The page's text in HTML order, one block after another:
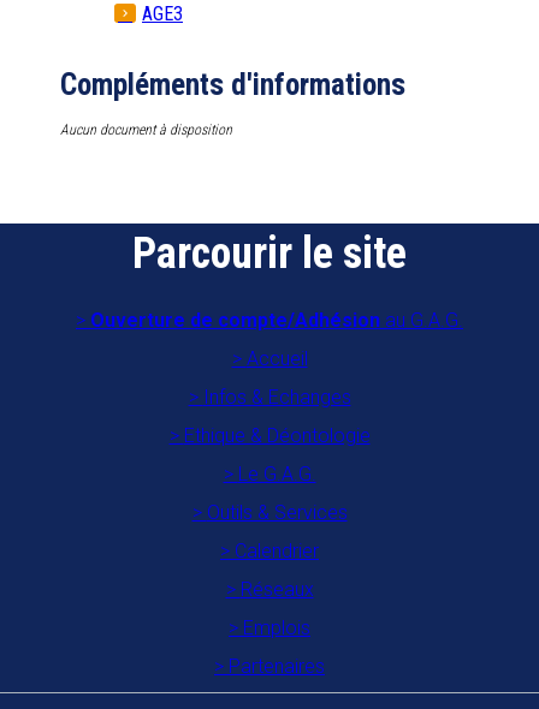
AGE3
Compléments d'informations
Aucun document à disposition
Parcourir le site
Ouverture de compte/Adhésion au G.A.G.
Accueil
Infos & Echanges
Ethique & Déontologie
Le G.A.G.
Outils & Services
Calendrier
Réseaux
Emplois
Partenaires